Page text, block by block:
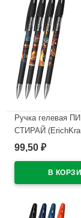
Ручка гелевая
СТИРАЙ
Магия Кубомир
99,50 ₽